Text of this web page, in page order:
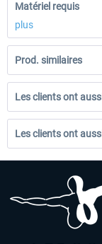
Matériel requis
plus
Prod. similaires
Les clients ont
Les clients ont